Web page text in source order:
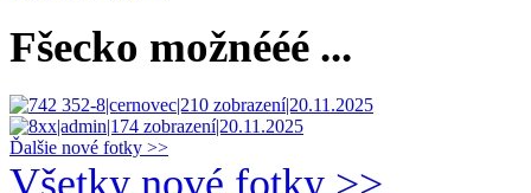
Fšecko možnééé ...
Ďalšie nové fotky >>
Všetky nové fotky >>